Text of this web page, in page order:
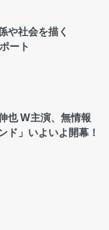
や社会を描く
ート
也 W主演、無情報
ド」いよいよ開幕！